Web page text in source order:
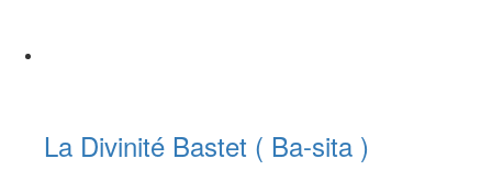
La Divinité Bastet ( Ba-sita )